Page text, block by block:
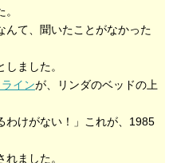
んて、聞いたことがなかった
ました。
インが、リンダのベッドの上
わけがない！」これが、1985
ました。